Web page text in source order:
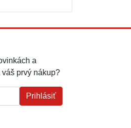
a
prvý nákup?
Prihlásiť